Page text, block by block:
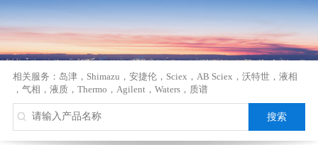
相关服务： 岛津， Shimazu ， 安捷伦， Sciex ， AB Sciex ， 沃特世， 液相
， 气相 ， 液质， Thermo ， Agilent ， Waters， 质谱